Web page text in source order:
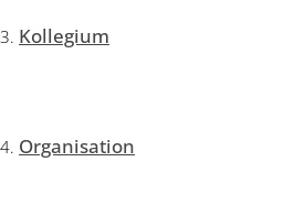
Kollegium
Organisation